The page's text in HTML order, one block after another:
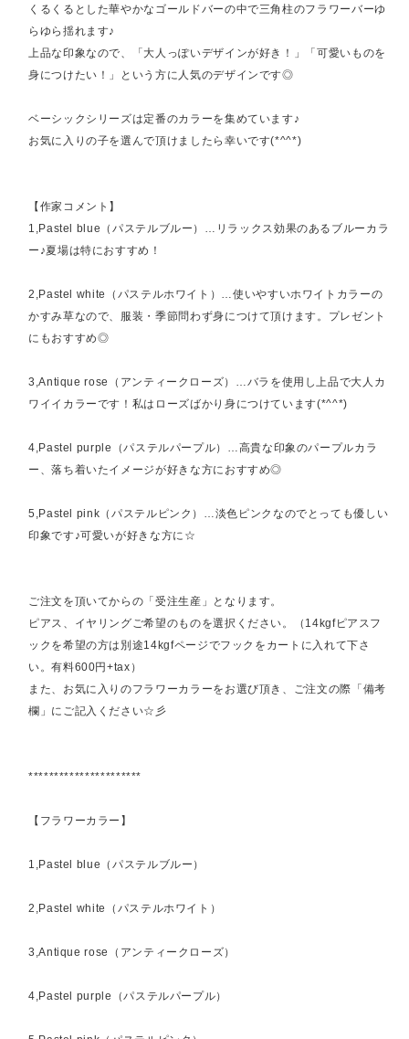
くるくるとした華やかなゴールドバーの中で三角柱のフラワーバーゆ
らゆら揺れます♪
上品な印象なので、「大人っぽいデザインが好き！」「可愛いものを
身につけたい！」という方に人気のデザインです◎
ベーシックシリーズは定番のカラーを集めています♪
お気に入りの子を選んで頂けましたら幸いです(*^^*)
【作家コメント】
1,Pastel blue（パステルブルー）…リラックス効果のあるブルーカラ
ー♪夏場は特におすすめ！
2,Pastel white（パステルホワイト）…使いやすいホワイトカラーの
かすみ草なので、服装・季節問わず身につけて頂けます。プレゼント
にもおすすめ◎
3,Antique rose（アンティークローズ）…バラを使用し上品で大人カ
ワイイカラーです！私はローズばかり身につけています(*^^*)
4,Pastel purple（パステルパープル）…高貴な印象のパープルカラ
ー、落ち着いたイメージが好きな方におすすめ◎
5,Pastel pink（パステルピンク）…淡色ピンクなのでとっても優しい
印象です♪可愛いが好きな方に☆
ご注文を頂いてからの「受注生産」となります。
ピアス、イヤリングご希望のものを選択ください。（14kgfピアスフ
ックを希望の方は別途14kgfページでフックをカートに入れて下さ
い。有料600円+tax）
また、お気に入りのフラワーカラーをお選び頂き、ご注文の際「備考
欄」にご記入ください☆彡
**********************
【フラワーカラー】
1,Pastel blue（パステルブルー）
2,Pastel white（パステルホワイト）
3,Antique rose（アンティークローズ）
4,Pastel purple（パステルパープル）